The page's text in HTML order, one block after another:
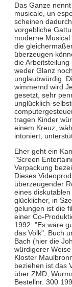
Das Ganze
musicale, un
scheinen
vorgebliche
moderne
die
überzeugen
die
weder Glanz
unglaubwürdig.
wimmernd wird
gesetzt, sehr
unglücklich-
tragen Kinder
einem Kreuz,
intoniert,
Eher geht ein
"Screen
Verpackung
Dieses
überzeugender
eines
glücklicher, in
gelungen ist die
einer Co-
1992: "Es wäre
das Volk". Buch
Bach (hier die
würdigerer
Kloster
beziehen ist das
über ZMD,
Bestellnr. 300 199.